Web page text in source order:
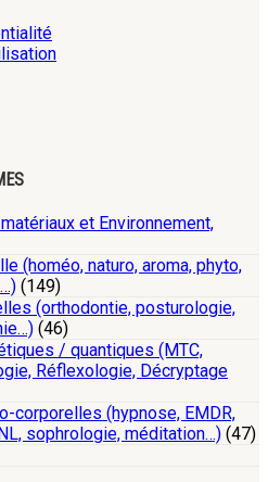
et Environnement,
(homéo, naturo, aroma, phyto,
(149)
(orthodontie, posturologie,
(46)
/ quantiques (MTC,
Réflexologie, Décryptage
corporelles (hypnose, EMDR,
sophrologie, méditation…) (47)